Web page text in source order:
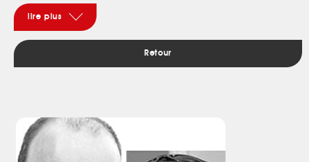
cuisine profite d’une terrasse de plain pied, à l’Est.
Le séjour s’ouvre pleinement vers le jardin, tandis que le salon est
un peu plus confiné et doté d’ouvertures cadrées sur les arbres,
telles des tableaux vivants.
Le volume de l’étage, posé sur ceux du niveau inférieur, est à la
A l’intérieur, l’escalier s’enroule autour d’un meuble bibliothèque,
dans un espace d’accueil et de distribution à double hauteur.
Plusieurs fentes, niches, interstices rythment les jonctions entre les
lire plus
Retour